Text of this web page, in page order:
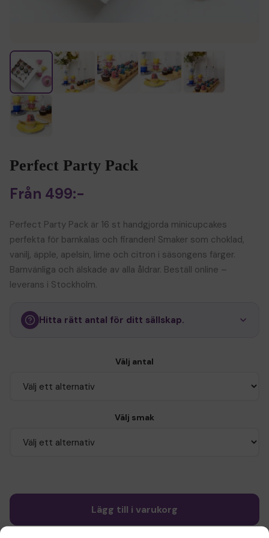
Perfect Party Pack
Från 499:-
Perfect Party Pack är 16 st handgjorda minicupcakes
perfekta för barnkalas och firanden! Smaker som choklad,
vanilj, äpple, apelsin, lime och citron i säsongens färger.
Barnvänliga och älskade av alla åldrar. Beställ online –
leverans i Stockholm.
Hitta rätt antal för ditt sällskap.
Välj antal
Välj smak
Lägg till i varukorg